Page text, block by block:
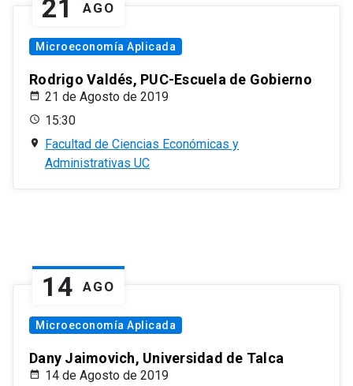
21 AGO
Microeconomía Aplicada
Rodrigo Valdés, PUC-Escuela de Gobierno
21 de Agosto de 2019
15:30
Facultad de Ciencias Económicas y
Administrativas UC
14 AGO
Microeconomía Aplicada
Dany Jaimovich, Universidad de Talca
14 de Agosto de 2019